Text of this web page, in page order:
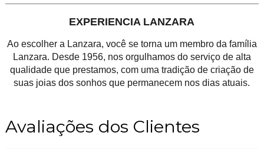
EXPERIENCIA LANZARA
Ao escolher a Lanzara, você se torna um membro da família
Lanzara. Desde 1956, nos orgulhamos do serviço de alta
qualidade que prestamos, com uma tradição de criação de
suas joias dos sonhos que permanecem nos dias atuais.
Avaliações dos Clientes